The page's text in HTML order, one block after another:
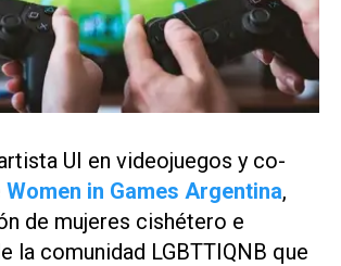
UI en videojuegos y co-
Women in Games Argentina,
de mujeres cishétero e
la comunidad LGBTTIQNB que